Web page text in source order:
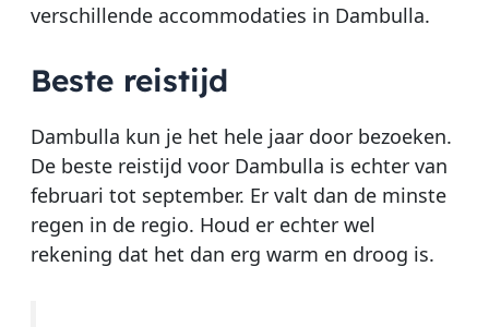
verschillende accommodaties in Dambulla.
Beste reistijd
Dambulla kun je het hele jaar door bezoeken.
De beste reistijd voor Dambulla is echter van
februari tot september. Er valt dan de minste
regen in de regio. Houd er echter wel
rekening dat het dan erg warm en droog is.